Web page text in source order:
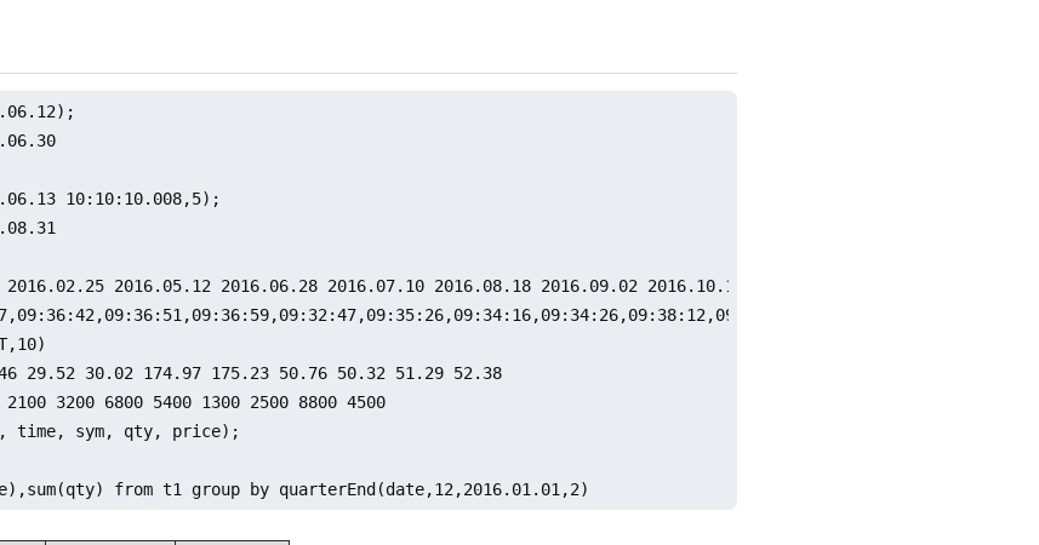
10:10:10.008,5);
2016.02.25 2016.05.12 2016.06.28 2016.07.10 2016.08.18 2016.09.02 2016.10.16 2016.11.26 2016.12.30
29.52 30.02 174.97 175.23 50.76 50.32 51.29 52.38
3200 6800 5400 1300 2500 8800 4500
time, sym, qty, price);
from t1 group by quarterEnd(date,12,2016.01.01,2)